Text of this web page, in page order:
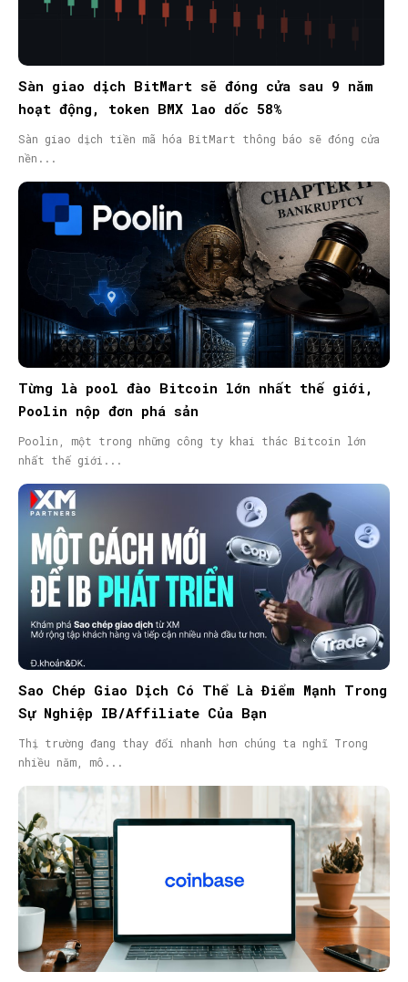
Sàn giao dịch BitMart sẽ đóng cửa sau 9 năm
hoạt động, token BMX lao dốc 58%
Sàn giao dịch tiền mã hóa BitMart thông báo sẽ đóng cửa
nền...
Từng là pool đào Bitcoin lớn nhất thế giới,
Poolin nộp đơn phá sản
Poolin, một trong những công ty khai thác Bitcoin lớn
nhất thế giới...
Sao Chép Giao Dịch Có Thể Là Điểm Mạnh Trong
Sự Nghiệp IB/Affiliate Của Bạn
Thị trường đang thay đổi nhanh hơn chúng ta nghĩ Trong
nhiều năm, mô...